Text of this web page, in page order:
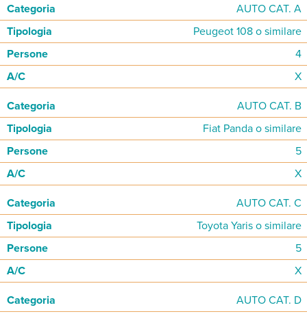
AUTO CAT. A
Peugeot 108 o similare
4
X
AUTO CAT. B
Fiat Panda o similare
5
X
AUTO CAT. C
Toyota Yaris o similare
5
X
AUTO CAT. D